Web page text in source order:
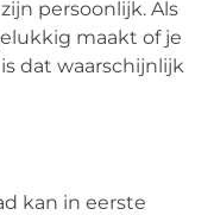
persoonlijk. Als
maakt of je
dat waarschijnlijk
kan in eerste